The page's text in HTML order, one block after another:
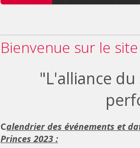
Bienvenue sur le
"L'alliance
Calendrier des événements et
Princes 2023 :